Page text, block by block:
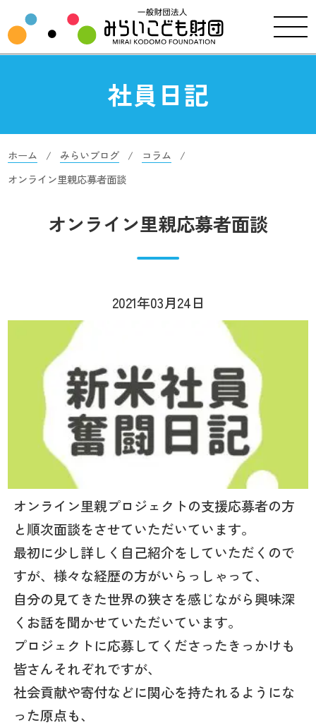
社員日記
ホーム みらいブログ
コラム
オンライン里親応募者面談
オンライン里親応募者面談
2021年03月24日
オンライン里親プロジェクトの支援応募者の方
と順次面談をさせていただいています。
最初に少し詳しく自己紹介をしていただくので
すが、様々な経歴の方がいらっしゃって、
自分の見てきた世界の狭さを感じながら興味深
くお話を聞かせていただいています。
プロジェクトに応募してくださったきっかけも
皆さんそれぞれですが、
社会貢献や寄付などに関心を持たれるようにな
った原点も、